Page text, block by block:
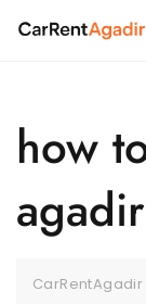
how
agadir
CarRentAgadir